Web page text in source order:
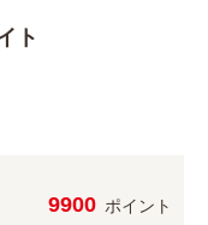
ト
9900 ポイント